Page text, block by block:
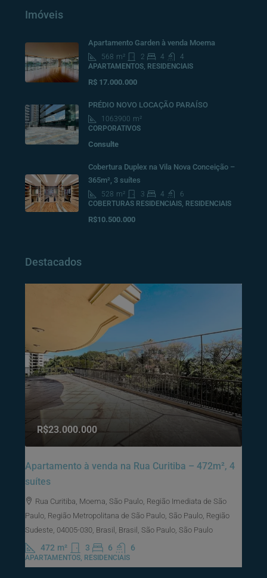
Imóveis
Apartamento Garden à venda Moema
568 m² 2 4
4
APARTAMENTOS, RESIDENCIAIS
R$ 17.000.000
PRÉDIO NOVO LOCAÇÃO PARAÍSO
1063900 m²
CORPORATIVOS
Consulte
Cobertura Duplex na Vila Nova Conceição –
365m², 3 suítes
528 m² 3 4
6
COBERTURAS RESIDENCIAIS, RESIDENCIAIS
R$10.500.000
Destacados
R$23.000.000
Apartamento à venda na Rua Curitiba – 472m², 4
suítes
Rua Curitiba, Moema, São Paulo, Região Imediata de São
Paulo, Região Metropolitana de São Paulo, São Paulo, Região
Sudeste, 04005-030, Brasil, Brasil, São Paulo, São Paulo
472 m² 3 6 6
APARTAMENTOS, RESIDENCIAIS